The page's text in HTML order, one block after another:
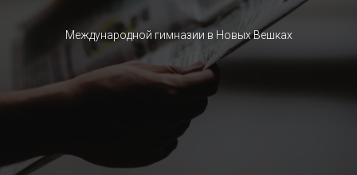
Международной гимназии в Новых Вешках